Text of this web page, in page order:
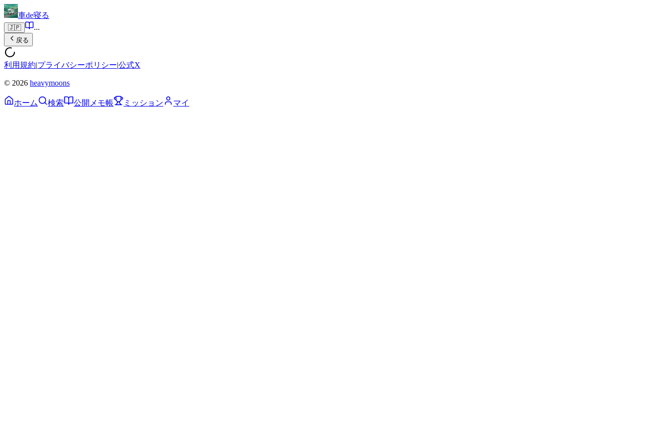
車de寝る
🇯🇵 ...
戻る
利用規約|プライバシーポリシー|公式X
© 2026 heavymoons
ホーム 検索 公開メモ帳 ミッション マイ